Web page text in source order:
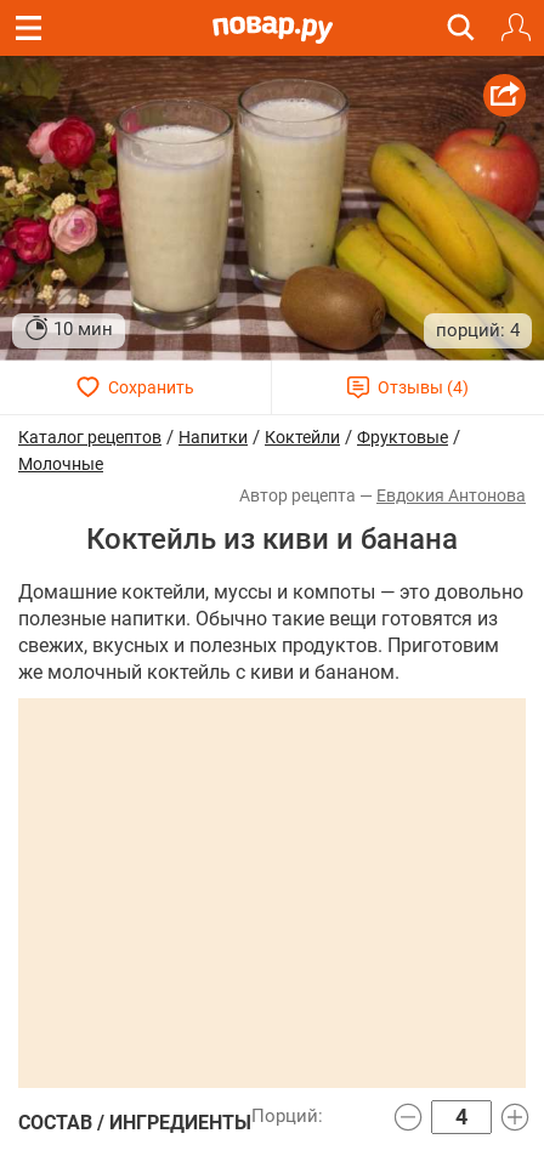
10 мин 4
Каталог рецептов / Напитки / Коктейли / Фруктовые /
Молочные
Евдокия Антонова
Коктейль из киви и банана
Домашние коктейли, муссы и компоты — это довольно
полезные напитки. Обычно такие вещи готовятся из
свежих, вкусных и полезных продуктов. Приготовим
же молочный коктейль с киви и бананом.
СОСТАВ / ИНГРЕДИЕНТЫ